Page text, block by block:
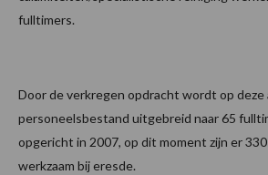
fulltimers.
Door de verkregen opdracht wordt op
personeelsbestand uitgebreid naar 65
opgericht in 2007, op dit moment zijn er
werkzaam bij eresde.